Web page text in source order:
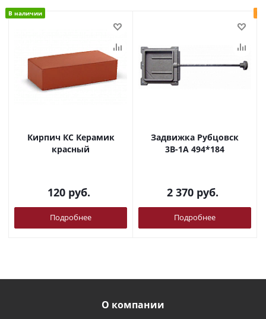
В наличии
Кирпич КС Керамик
красный
120руб.
Подробнее
Задвижка Рубцовск
3В-1А 494*184
2 370 руб.
Подробнее
О компании